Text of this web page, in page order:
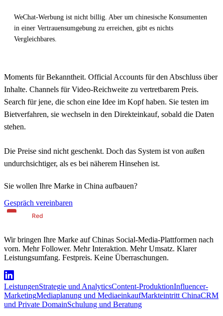
WeChat-Werbung ist nicht billig. Aber um chinesische Konsumenten
in einer Vertrauensumgebung zu erreichen, gibt es nichts
Vergleichbares.
Moments für Bekanntheit. Official Accounts für den Abschluss über
Inhalte. Channels für Video-Reichweite zu vertretbarem Preis.
Search für jene, die schon eine Idee im Kopf haben. Sie testen im
Bietverfahren, sie wechseln in den Direkteinkauf, sobald die Daten
stehen.
Die Preise sind nicht geschenkt. Doch das System ist von außen
undurchsichtiger, als es bei näherem Hinsehen ist.
Sie wollen Ihre Marke in China aufbauen?
Gespräch vereinbaren
Wir bringen Ihre Marke auf Chinas Social-Media-Plattformen nach
vorn. Mehr Follower. Mehr Interaktion. Mehr Umsatz. Klarer
Leistungsumfang. Festpreis. Keine Überraschungen.
LeistungenStrategie und AnalyticsContent-ProduktionInfluencer-
MarketingMediaplanung und MediaeinkaufMarkteintritt ChinaCRM
und Private DomainSchulung und Beratung